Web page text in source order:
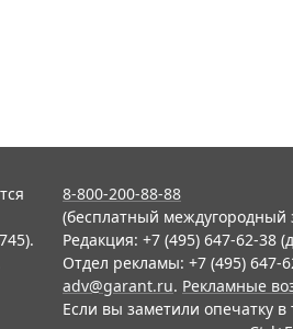
8-800-200-88-88
(бесплатный междугородный
Редакция: +7 (495) 647-62-38
Отдел рекламы: +7 (495) 647-
adv@garant.ru. Рекламные
Если вы заметили опечатку в